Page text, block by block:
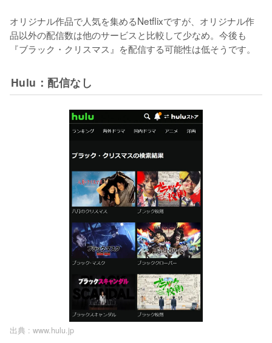
オリジナル作品で人気を集めるNetflixですが、オリジナル作
品以外の配信数は他のサービスと比較して少なめ。今後も
『ブラック・クリスマス』を配信する可能性は低そうです。
Hulu：配信なし
出典 : www.hulu.jp